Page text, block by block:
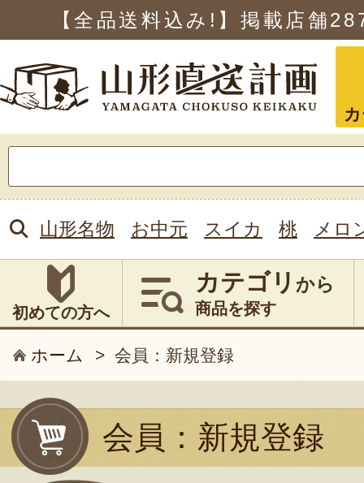
【全品送料込み!】掲載店舗
索:
山形名物 お中元 スイカ 桃 メロ
初めての方へ
カテゴリ から
商品を探す
ホーム > 会員：新規登録
会員：新規登録